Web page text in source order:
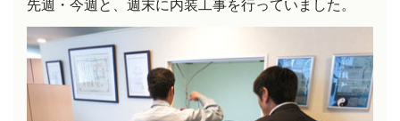
先週・今週と、週末に内装工事を行っていました。